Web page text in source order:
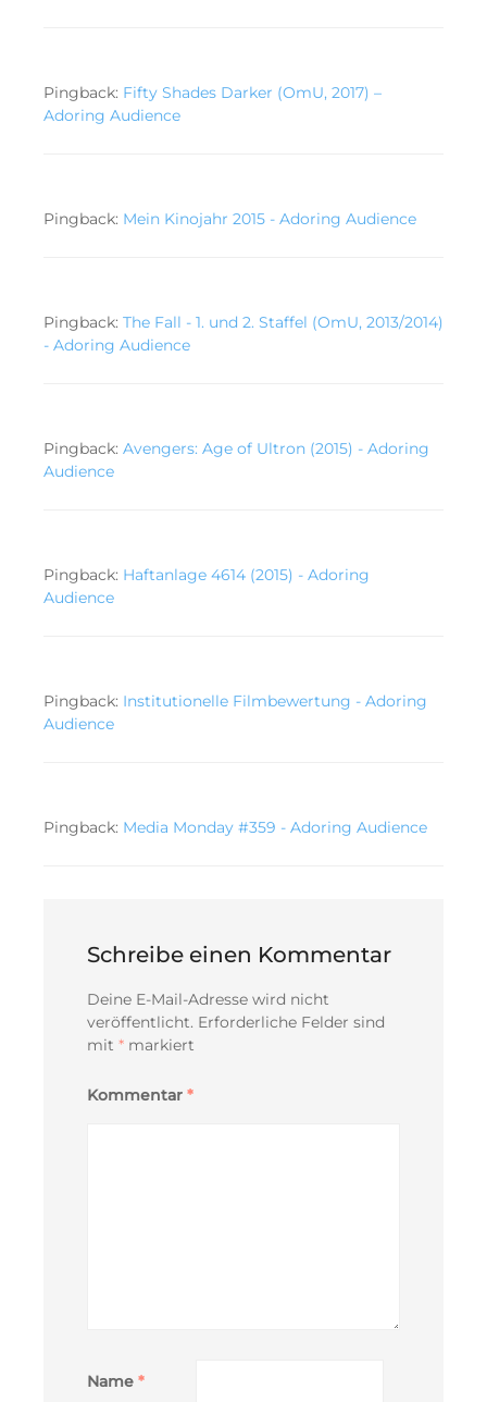
Pingback: Fifty Shades Darker (OmU, 2017) –
Adoring Audience
Pingback: Mein Kinojahr 2015 - Adoring Audience
Pingback: The Fall - 1. und 2. Staffel (OmU, 2013/2014)
- Adoring Audience
Pingback: Avengers: Age of Ultron (2015) - Adoring
Audience
Pingback: Haftanlage 4614 (2015) - Adoring
Audience
Pingback: Institutionelle Filmbewertung - Adoring
Audience
Pingback: Media Monday #359 - Adoring Audience
Schreibe einen Kommentar
Deine E-Mail-Adresse wird nicht
veröffentlicht. Erforderliche Felder sind
mit * markiert
Kommentar *
Name *